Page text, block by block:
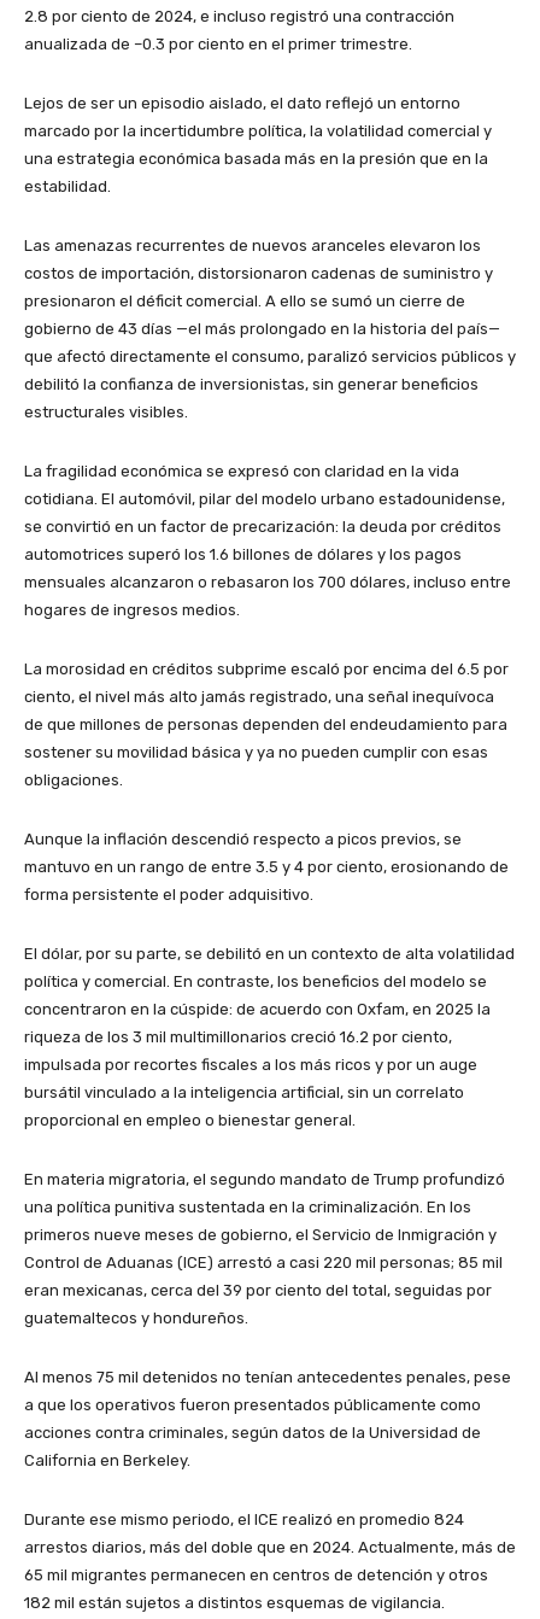
2.8 por ciento de 2024, e incluso registró una contracción
anualizada de –0.3 por ciento en el primer trimestre.
Lejos de ser un episodio aislado, el dato reflejó un entorno
marcado por la incertidumbre política, la volatilidad comercial y
una estrategia económica basada más en la presión que en la
estabilidad.
Las amenazas recurrentes de nuevos aranceles elevaron los
costos de importación, distorsionaron cadenas de suministro y
presionaron el déficit comercial. A ello se sumó un cierre de
gobierno de 43 días —el más prolongado en la historia del país—
que afectó directamente el consumo, paralizó servicios públicos y
debilitó la confianza de inversionistas, sin generar beneficios
estructurales visibles.
La fragilidad económica se expresó con claridad en la vida
cotidiana. El automóvil, pilar del modelo urbano estadounidense,
se convirtió en un factor de precarización: la deuda por créditos
automotrices superó los 1.6 billones de dólares y los pagos
mensuales alcanzaron o rebasaron los 700 dólares, incluso entre
hogares de ingresos medios.
La morosidad en créditos subprime escaló por encima del 6.5 por
ciento, el nivel más alto jamás registrado, una señal inequívoca
de que millones de personas dependen del endeudamiento para
sostener su movilidad básica y ya no pueden cumplir con esas
obligaciones.
Aunque la inflación descendió respecto a picos previos, se
mantuvo en un rango de entre 3.5 y 4 por ciento, erosionando de
forma persistente el poder adquisitivo.
El dólar, por su parte, se debilitó en un contexto de alta volatilidad
política y comercial. En contraste, los beneficios del modelo se
concentraron en la cúspide: de acuerdo con Oxfam, en 2025 la
riqueza de los 3 mil multimillonarios creció 16.2 por ciento,
impulsada por recortes fiscales a los más ricos y por un auge
bursátil vinculado a la inteligencia artificial, sin un correlato
proporcional en empleo o bienestar general.
En materia migratoria, el segundo mandato de Trump profundizó
una política punitiva sustentada en la criminalización. En los
primeros nueve meses de gobierno, el Servicio de Inmigración y
Control de Aduanas (ICE) arrestó a casi 220 mil personas; 85 mil
eran mexicanas, cerca del 39 por ciento del total, seguidas por
guatemaltecos y hondureños.
Al menos 75 mil detenidos no tenían antecedentes penales, pese
a que los operativos fueron presentados públicamente como
acciones contra criminales, según datos de la Universidad de
California en Berkeley.
Durante ese mismo periodo, el ICE realizó en promedio 824
arrestos diarios, más del doble que en 2024. Actualmente, más de
65 mil migrantes permanecen en centros de detención y otros
182 mil están sujetos a distintos esquemas de vigilancia.